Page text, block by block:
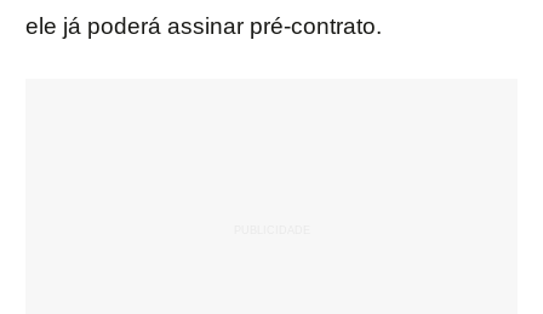
ele já poderá assinar pré-contrato.